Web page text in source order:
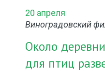
20 апреля
Виноградовский
Около
для птиц